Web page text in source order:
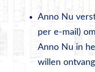
Anno Nu
per e-mail)
Anno Nu in
willen